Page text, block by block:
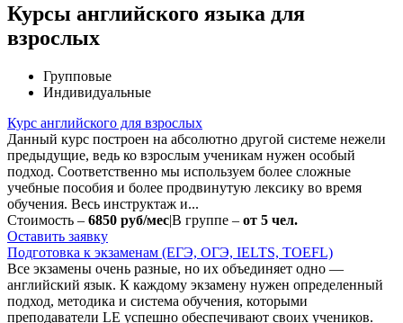
Курсы английского языка для
взрослых
Групповые
Индивидуальные
Курс английского для взрослых
Данный курс построен на абсолютно другой системе нежели
предыдущие, ведь ко взрослым ученикам нужен особый
подход. Соответственно мы используем более сложные
учебные пособия и более продвинутую лексику во время
обучения. Весь инструктаж и...
Стоимость – 6850 руб/мес|В группе – от 5 чел.
Оставить заявку
Подготовка к экзаменам (ЕГЭ, ОГЭ, IELTS, TOEFL)
Все экзамены очень разные, но их объединяет одно —
английский язык. К каждому экзамену нужен определенный
подход, методика и система обучения, которыми
преподаватели LE успешно обеспечивают своих учеников.